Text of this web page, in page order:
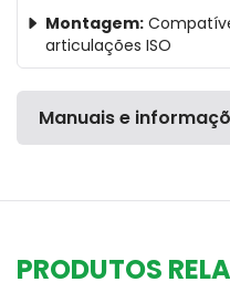
Montagem:
articulações ISO
Manuais e
PRODUTOS